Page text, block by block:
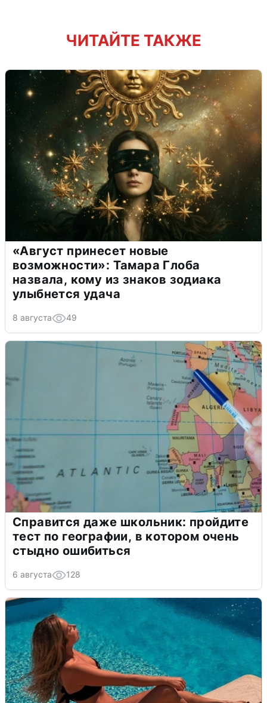
ЧИТАЙТЕ ТАКЖЕ
«Август принесет новые
возможности»: Тамара Глоба
назвала, кому из знаков зодиака
улыбнется удача
8 августа 49
Справится даже школьник: пройдите
тест по географии, в котором очень
стыдно ошибиться
6 августа 128